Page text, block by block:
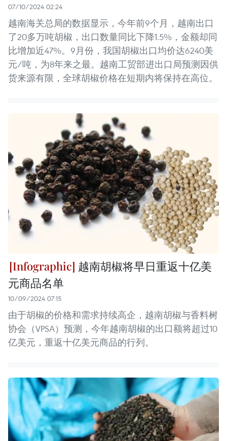
07/10/2024 02:24
越南海关总局的数据显示，今年前9个月，越南出口
了20多万吨胡椒，出口数量同比下降1.5%，金额却同
比增加近47%。9月份，我国胡椒出口均价达6240美
元/吨，为8年来之最。越南工贸部进出口局预测因供
货来源有限，全球胡椒价格在短期内将保持在高位。
越南胡椒将早日重返十亿美
元商品名单
10/09/2024 07:15
由于胡椒的价格和需求持续高企，越南胡椒与香料树
协会（VPSA）预测，今年越南胡椒的出口额将超过10
亿美元，重返十亿美元商品的行列。